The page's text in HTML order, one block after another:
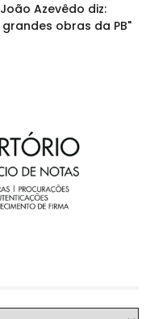
Azevêdo diz:
obras da PB"